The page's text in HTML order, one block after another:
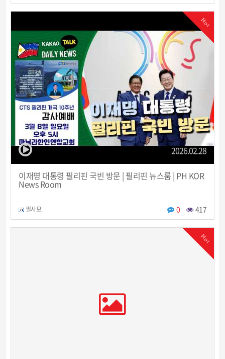
Hot
2026.02.28
이재명 대통령 필리핀 국빈 방문 | 필리핀 뉴스룸 | PH KOR
News Room
필사모 0 417
Hot